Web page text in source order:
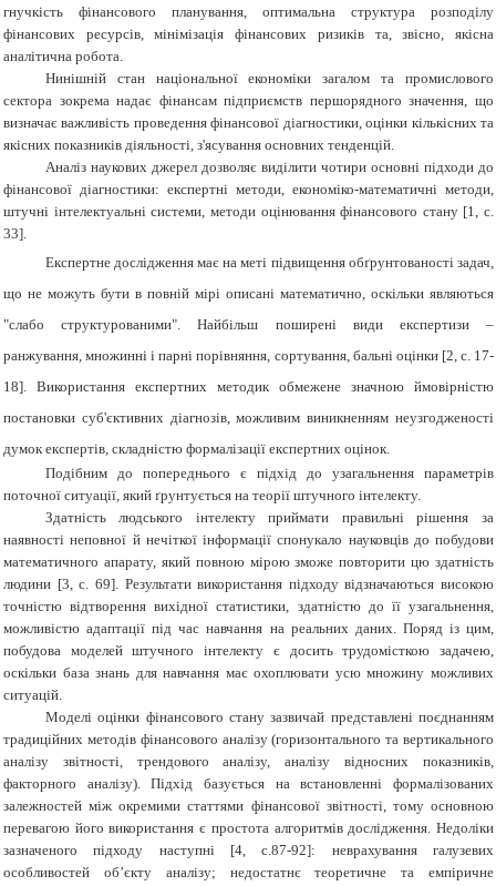
гнучкість фінансового планування, оптимальна структура розподілу
фінансових ресурсів, мінімізація фінансових ризиків та, звісно, якісна
аналітична робота.
Нинішній стан національної економіки загалом та промислового
сектора зокрема надає фінансам підприємств першорядного значення, що
визначає важливість проведення фінансової діагностики, оцінки кількісних та
якісних показників діяльності, з'ясування основних тенденцій.
Аналіз наукових джерел дозволяє виділити чотири основні підходи до
фінансової діагностики: експертні методи, економіко-математичні методи,
штучні інтелектуальні системи, методи оцінювання фінансового стану [1, с.
33].
Експертне дослідження має на меті підвищення обґрунтованості задач,
що не можуть бути в повній мірі описані математично, оскільки являються
"слабо структурованими". Найбільш поширені види експертизи –
ранжування, множинні і парні порівняння, сортування, бальні оцінки [2, с. 17-
18]. Використання експертних методик обмежене значною ймовірністю
постановки суб'єктивних діагнозів, можливим виникненням неузгодженості
думок експертів, складністю формалізації експертних оцінок.
Подібним до попереднього є підхід до узагальнення параметрів
поточної ситуації, який ґрунтується на теорії штучного інтелекту.
Здатність людського інтелекту приймати правильні рішення за
наявності неповної й нечіткої інформації спонукало науковців до побудови
математичного апарату, який повною мірою зможе повторити цю здатність
людини [3, с. 69]. Результати використання підходу відзначаються високою
точністю відтворення вихідної статистики, здатністю до її узагальнення,
можливістю адаптації під час навчання на реальних даних. Поряд із цим,
побудова моделей штучного інтелекту є досить трудомісткою задачею,
оскільки база знань для навчання має охоплювати усю множину можливих
ситуацій.
Моделі оцінки фінансового стану зазвичай представлені поєднанням
традиційних методів фінансового аналізу (горизонтального та вертикального
аналізу звітності, трендового аналізу, аналізу відносних показників,
факторного аналізу). Підхід базується на встановленні формалізованих
залежностей між окремими статтями фінансової звітності, тому основною
перевагою його використання є простота алгоритмів дослідження. Недоліки
зазначеного підходу наступні [4, с.87-92]: неврахування галузевих
особливостей об’єкту аналізу; недостатнє теоретичне та емпіричне